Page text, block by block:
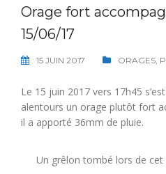
Orage fort
15/06/17
15 JUIN 2017 ORAGES,
Le 15 juin 2017 vers 17h45
alentours un orage plutôt fort
il a apporté 36mm de pluie.
Un grêlon tombé lors de cet